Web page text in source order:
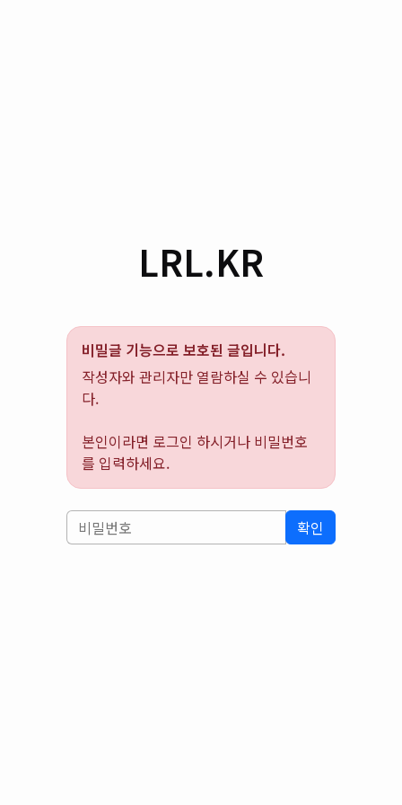
LRL.KR
비밀글 기능으로 보호된 글입니다.
작성자와 관리자만 열람하실 수 있습니
다.
본인이라면 로그인 하시거나 비밀번호
를 입력하세요.
확인